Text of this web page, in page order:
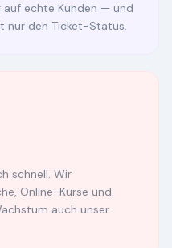
echte Kunden — und
nur den Ticket-Status.
schnell. Wir
Online-Kurse und
auch unser